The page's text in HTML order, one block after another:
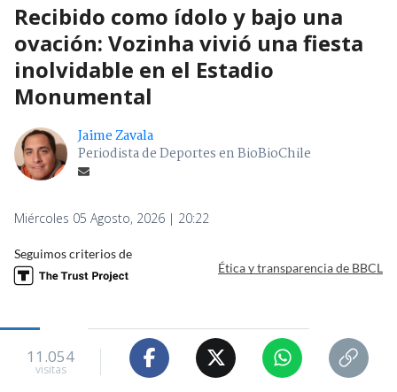
Recibido como ídolo y bajo una
ovación: Vozinha vivió una fiesta
inolvidable en el Estadio
Monumental
Jaime Zavala
Periodista de Deportes en BioBioChile
Miércoles 05 Agosto, 2026 | 20:22
Seguimos criterios de
Ética y transparencia de BBCL
11.054
visitas